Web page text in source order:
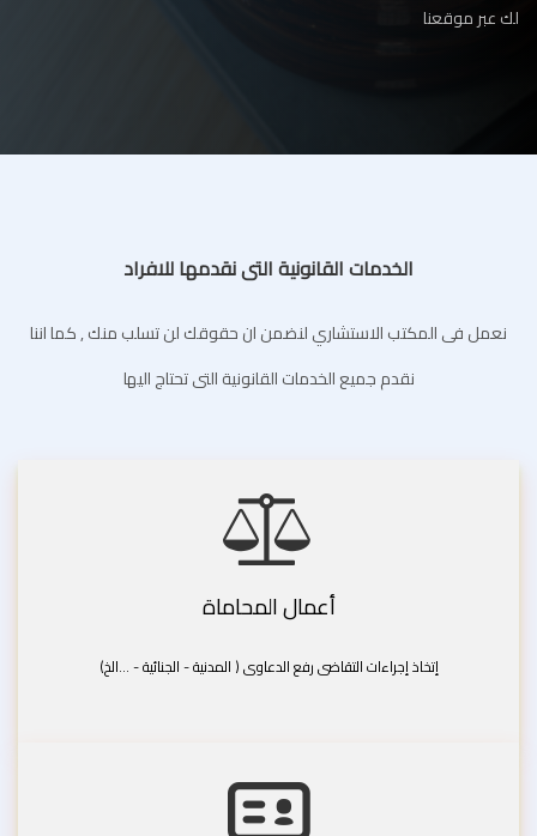
لك عبر موقعنا
الخدمات القانونية التى نقدمها للافراد
نعمل فى المكتب الاستشاري لنضمن ان حقوقك لن تسلب منك , كما اننا
نقدم جميع الخدمات القانونية التى تحتاج اليها
أعمال المحاماة
إتخاذ إجراءات التقاضى رفع الدعاوى ( المدنية - الجنائية - ...الخ)